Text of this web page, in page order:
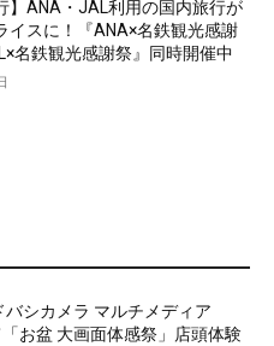
】ANA・JAL利用の国内旅行が
イスに！『ANA×名鉄観光感謝
名鉄観光感謝祭』同時開催中
バシカメラ マルチメディア
お盆 大画面体感祭」店頭体験